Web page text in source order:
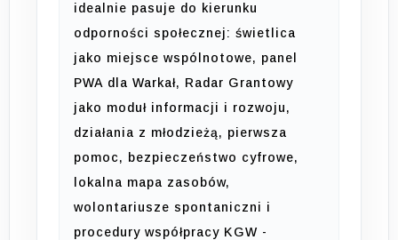
idealnie pasuje do kierunku
odporności społecznej: świetlica
jako miejsce wspólnotowe, panel
PWA dla Warkał, Radar Grantowy
jako moduł informacji i rozwoju,
działania z młodzieżą, pierwsza
pomoc, bezpieczeństwo cyfrowe,
lokalna mapa zasobów,
wolontariusze spontaniczni i
procedury współpracy KGW -